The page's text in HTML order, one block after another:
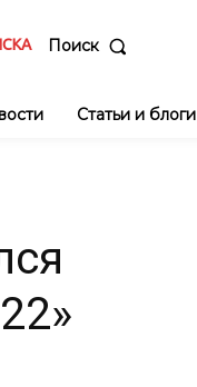
Поиск
Статьи и блоги